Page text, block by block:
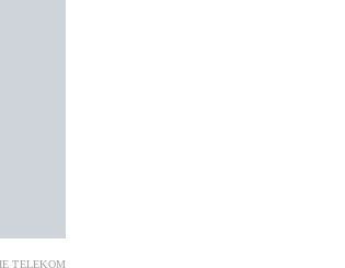
TELEKOM